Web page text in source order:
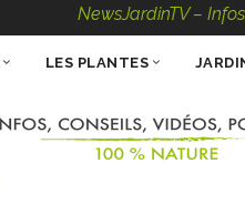
NewsJardinTV – Infos,
LES PLANTES